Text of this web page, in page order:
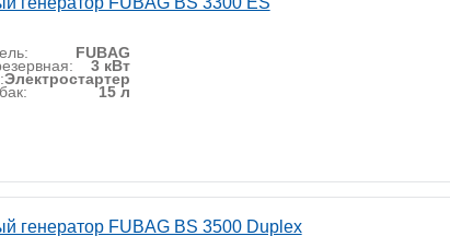
FUBAG
3 кВт
Электростартер
15 л
генератор FUBAG BS 3500 Duplex